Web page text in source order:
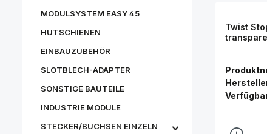
MODULSYSTEM EASY 45
HUTSCHIENEN
EINBAUZUBEHÖR
SLOTBLECH-ADAPTER
SONSTIGE BAUTEILE
INDUSTRIE MODULE
STECKER/BUCHSEN EINZELN
Twist